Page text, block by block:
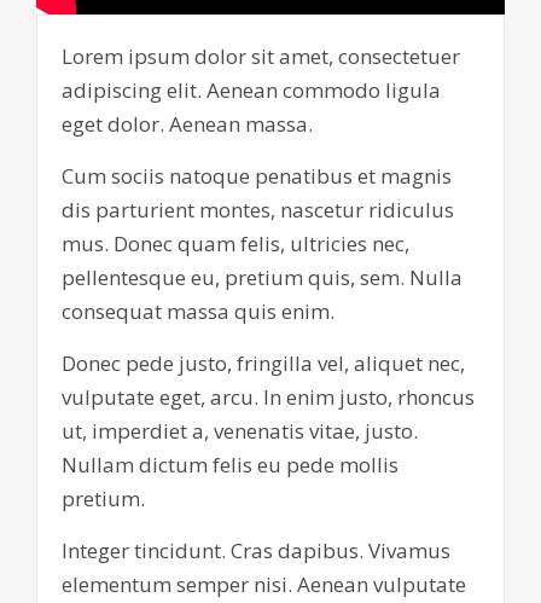
Lorem ipsum dolor sit amet, consectetuer
adipiscing elit. Aenean commodo ligula
eget dolor. Aenean massa.
Cum sociis natoque penatibus et magnis
dis parturient montes, nascetur ridiculus
mus. Donec quam felis, ultricies nec,
pellentesque eu, pretium quis, sem. Nulla
consequat massa quis enim.
Donec pede justo, fringilla vel, aliquet nec,
vulputate eget, arcu. In enim justo, rhoncus
ut, imperdiet a, venenatis vitae, justo.
Nullam dictum felis eu pede mollis
pretium.
Integer tincidunt. Cras dapibus. Vivamus
elementum semper nisi. Aenean vulputate